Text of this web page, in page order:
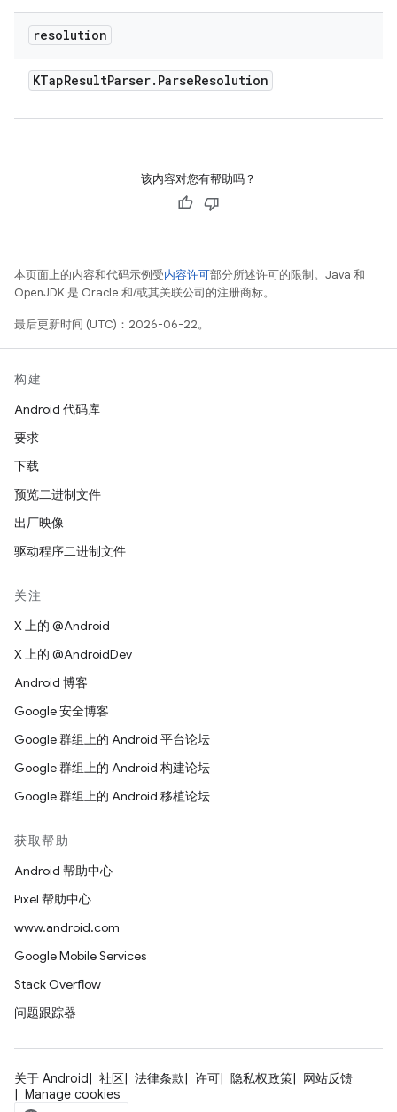
resolution
KTapResultParser. ParseResolution
该内容对您有帮助吗？
本页面上的内容和代码示例受内容许可部分所述许可的限制。Java 和
OpenJDK 是 Oracle 和/或其关联公司的注册商标。
最后更新时间 (UTC)：2026-06-22。
构建
Android 代码库
要求
下载
预览二进制文件
出厂映像
驱动程序二进制文件
关注
X 上的 @Android
X 上的 @AndroidDev
Android 博客
Google 安全博客
Google 群组上的 Android 平台论坛
Google 群组上的 Android 构建论坛
Google 群组上的 Android 移植论坛
获取帮助
Android 帮助中心
Pixel 帮助中心
www.android.com
Google Mobile Services
Stack Overflow
问题跟踪器
关于 Android 社区 法律条款 许可 隐私权政策
网站反馈
Manage cookies